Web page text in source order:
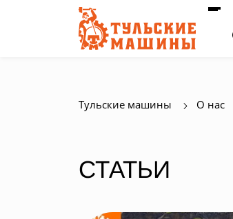
Тульские машины О нас
СТАТЬИ